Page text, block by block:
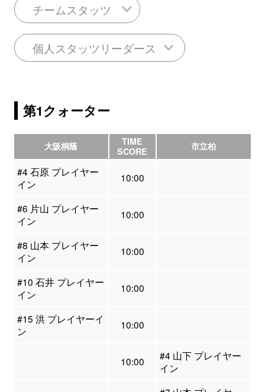
チームスタッツ
個人スタッツリーダース
第1クォーター
大阪桐蔭
TIME
SCORE
市立柏
#4 石原 プレイヤー
イン
10:00
#6 片山 プレイヤー
イン
10:00
#8 山本 プレイヤー
イン
10:00
#10 石井 プレイヤー
イン
10:00
#15 洪 プレイヤーイ
ン
10:00
10:00
#4 山下 プレイヤー
イン